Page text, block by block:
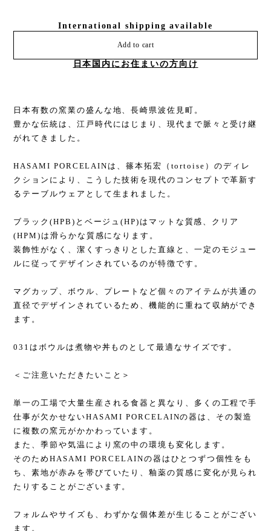
International shipping available
Add to cart
日本国内にお住まいの方向け
日本有数の窯業の盛んな地、長崎県波佐見町。
豊かな伝統は、江戸時代にはじまり、現代まで脈々と受け継
がれてきました。
HASAMI PORCELAINは、篠本拓宏（tortoise）のディレ
クションにより、こうした技術を現代のコンセプトで革新す
るテーブルウェアとして生まれました。
ブラック(HPB)とベージュ(HP)はマットな質感、クリア
(HPM)は滑らかな質感になります。
装飾性がなく、潔くすっきりとした直線と、一定のモジュー
ルに従ってデザインされているのが特徴です。
マグカップ、ボウル、プレートなど個々のアイテムが共通の
直径でデザインされているため、機能的に重ねて収納ができ
ます。
031はボウルは煮物や丼ものとして最適なサイズです。
＜ご注意いただきたいこと＞
単一の工場で大量生産される食器と異なり、多くの工程で手
仕事が欠かせないHASAMI PORCELAINの器は、その製造
に複数の窯元がかかわっています。
また、季節や気温により窯の中の環境も変化します。
そのためHASAMI PORCELAINの器はひとつずつ個性をも
ち、素地が赤みを帯びていたり、釉薬の質感に変化が見られ
たりすることがございます。
フォルムやサイズも、わずかな個体差が生じることがござい
ます。